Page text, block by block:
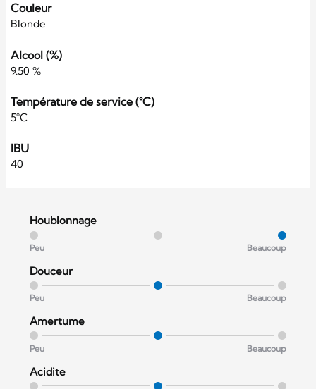
Couleur
Blonde
Alcool (%)
9.50 %
Température de service (°C)
5°C
IBU
40
Houblonnage
Peu Beaucoup
Douceur
Peu Beaucoup
Amertume
Peu Beaucoup
Acidite